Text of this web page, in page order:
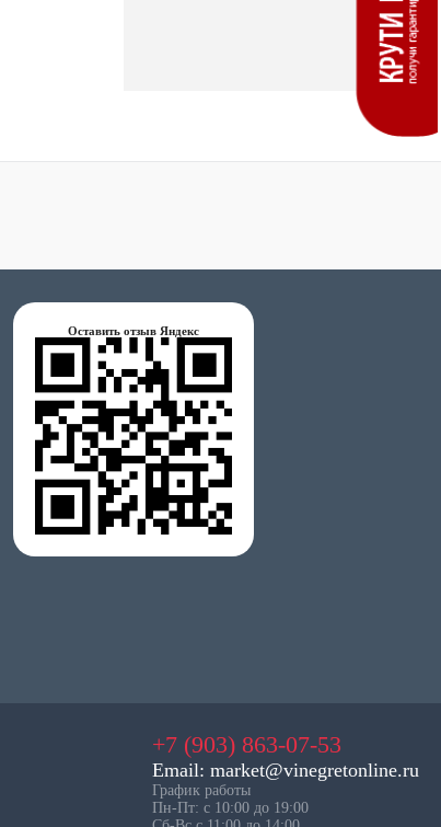
Оставить отзыв Яндекс
+7 (903) 863-07-53
Email: market@vinegretonline.ru
График работы
Пн-Пт: с 10:00 до 19:00